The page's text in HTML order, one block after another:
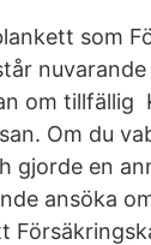
som
om tillfällig
Om du
gjorde en
ansöka